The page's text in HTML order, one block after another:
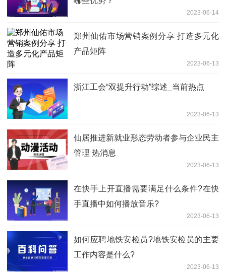
2023-06-14
郑州仙佑市场营销案例分享 打造多元化
产品矩阵
2023-06-13
浙江工会“双提升行动”综述_当前热点
2023-06-13
仙居推进新就业形态劳动者参与企业民主
管理 热消息
2023-06-13
在快手上开直播需要满足什么条件?在快
手直播中如何播放音乐?
2023-06-13
如何应聘地铁安检员?地铁安检员的主要
工作内容是什么?
2023-06-13